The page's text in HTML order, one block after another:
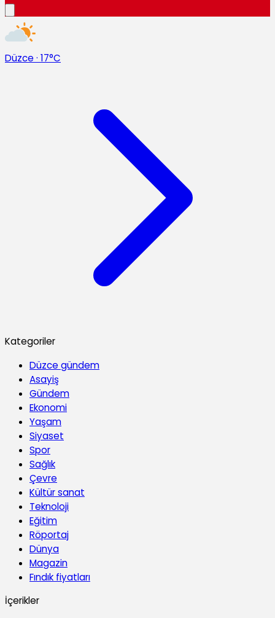
Düzce · 17°C
Kategoriler
Düzce gündem
Asayiş
Gündem
Ekonomi
Yaşam
Siyaset
Spor
Sağlık
Çevre
Kültür sanat
Teknoloji
Eğitim
Röportaj
Dünya
Magazin
Fındık fiyatları
İçerikler